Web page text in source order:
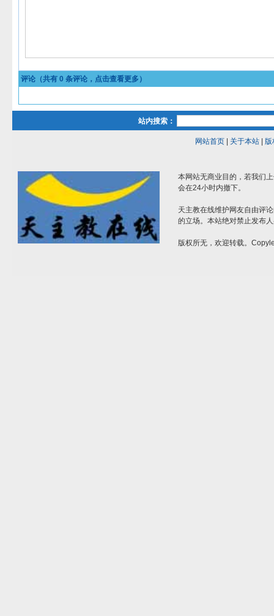
评论（共有 0 条评论，点击查看更多）
站内搜索：
网站首页| 关于本站| 版
本网站无商业目的，若我们
会在24小时内撤下。
天主教在线维护网友自由评
的立场。本站绝对禁止发布
版权所无，欢迎转载。